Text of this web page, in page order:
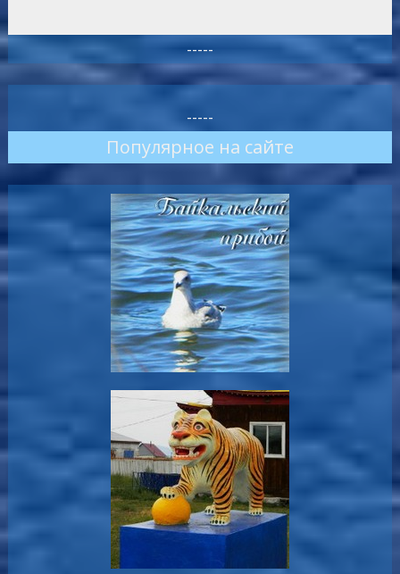
-----
-----
Популярное на сайте